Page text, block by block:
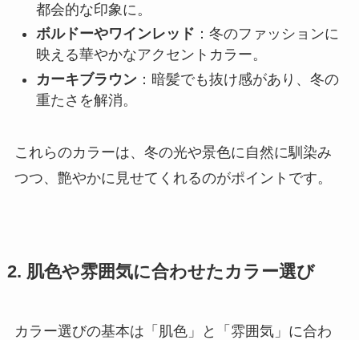
都会的な印象に。
ボルドーやワインレッド ：冬のファッションに
映える華やかなアクセントカラー。
カーキブラウン：暗髪でも抜け感があり、冬の
重たさを解消。
これらのカラーは、冬の光や景色に自然に馴染み
つつ、艶やかに見せてくれるのがポイントです。
2. 肌色や雰囲気に合わせたカラー選び
カラー選びの基本は「肌色」と「雰囲気」に合わ